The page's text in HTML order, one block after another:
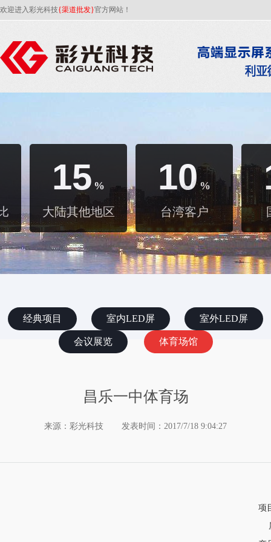
欢迎进入彩光科技{渠道批发}官方网站！
15 %
大陆其他地区
10 %
台湾客户
经典项目 室内LED屏 室外LED屏
会议展览 体育场馆
昌乐一中体育场
来源：彩光科技 发表时间：2017/7/18 9:04:27
项